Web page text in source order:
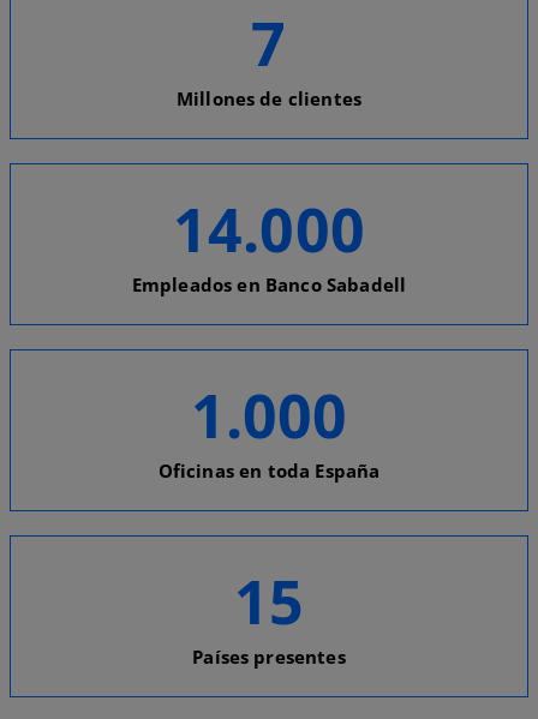
7
Millones de clientes
14.000
Empleados en Banco Sabadell
1.000
Oficinas en toda España
15
Países presentes